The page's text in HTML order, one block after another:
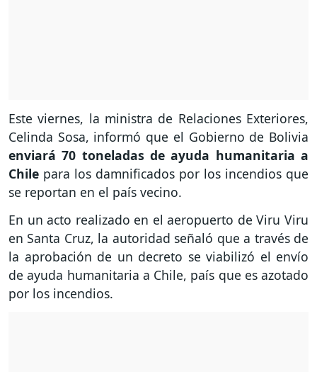
Este viernes, la ministra de Relaciones Exteriores,
Celinda Sosa, informó que el Gobierno de Bolivia
enviará 70 toneladas de ayuda humanitaria a
Chile para los damnificados por los incendios que
se reportan en el país vecino.
En un acto realizado en el aeropuerto de Viru Viru
en Santa Cruz, la autoridad señaló que a través de
la aprobación de un decreto se viabilizó el envío
de ayuda humanitaria a Chile, país que es azotado
por los incendios.